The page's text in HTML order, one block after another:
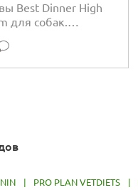
Best Dinner High
для собак.
PRO PLAN VETDIETS